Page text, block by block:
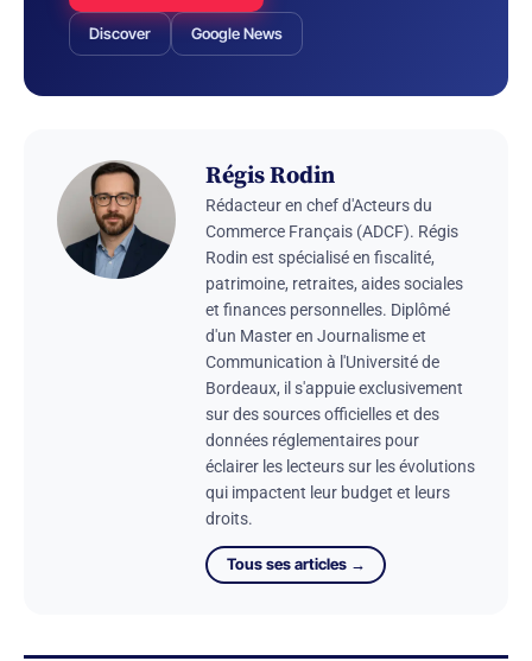
Discover Google News
Régis Rodin
Rédacteur en chef d'Acteurs du
Commerce Français (ADCF). Régis
Rodin est spécialisé en fiscalité,
patrimoine, retraites, aides sociales
et finances personnelles. Diplômé
d'un Master en Journalisme et
Communication à l'Université de
Bordeaux, il s'appuie exclusivement
sur des sources officielles et des
données réglementaires pour
éclairer les lecteurs sur les évolutions
qui impactent leur budget et leurs
droits.
Tous ses articles →